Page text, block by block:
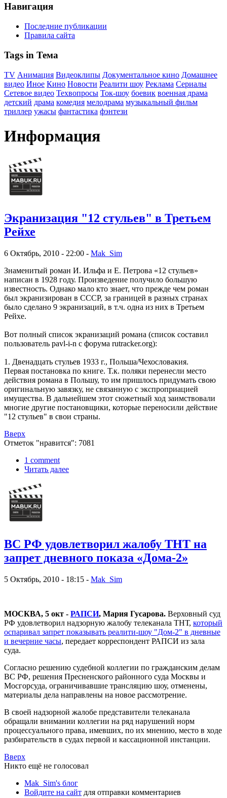
Навигация
Последние публикации
Правила сайта
Tags in Тема
TV Анимация Видеоклипы Документальное кино Домашнее
видео Иное Кино Новости Реалити шоу Реклама Сериалы
Сетевое видео Техвопросы Ток-шоу боевик военная драма
детский драма комедия мелодрама музыкальный фильм
триллер ужасы фантастика фэнтези
Информация
Экранизация "12 стульев" в Третьем
Рейхе
6 Октябрь, 2010 - 22:00 - Mak_Sim
Знаменитый роман И. Ильфа и Е. Петрова «12 стульев»
написан в 1928 году. Произведение получило большую
известность. Однако мало кто знает, что прежде чем роман
был экранизирован в СССР, за границей в разных странах
было сделано 9 экранизаций, в т.ч. одна из них в Третьем
Рейхе.
Вот полный список экранизаций романа (список составил
пользователь pavl-i-n с форума rutracker.org):
1. Двенадцать стульев 1933 г., Польша/Чехословакия.
Первая постановка по книге. Т.к. поляки перенесли место
действия романа в Польшу, то им пришлось придумать свою
оригинальную завязку, не связанную с экспроприацией
имущества. В дальнейшем этот сюжетный ход заимствовали
многие другие постановщики, которые переносили действие
"12 стульев" в свои страны.
Вверх
Отметок "нравится": 7081
1 comment
Читать далее
ВС РФ удовлетворил жалобу ТНТ на
запрет дневного показа «Дома-2»
5 Октябрь, 2010 - 18:15 - Mak_Sim
МОСКВА, 5 окт - РАПСИ, Мария Гусарова. Верховный суд
РФ удовлетворил надзорную жалобу телеканала ТНТ, который
оспаривал запрет показывать реалити-шоу "Дом-2" в дневные
и вечерние часы, передает корреспондент РАПСИ из зала
суда.
Согласно решению судебной коллегии по гражданским делам
ВС РФ, решения Пресненского районного суда Москвы и
Мосгорсуда, ограничивавшие трансляцию шоу, отменены,
материалы дела направлены на новое рассмотрение.
В своей надзорной жалобе представители телеканала
обращали внимании коллегии на ряд нарушений норм
процессуального права, имевших, по их мнению, место в ходе
разбирательств в судах первой и кассационной инстанции.
Вверх
Никто ещё не голосовал
Mak_Sim's блог
Войдите на сайт для отправки комментариев